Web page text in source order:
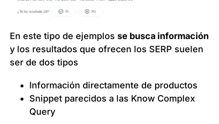
En este tipo de ejemplos se busca información
y los resultados que ofrecen los SERP suelen
ser de dos tipos
Información directamente de productos
Snippet parecidos a las Know Complex
Query